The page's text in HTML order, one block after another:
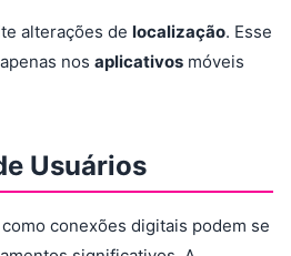
alterações de localização. Esse
nos aplicativos móveis
Usuários
conexões digitais podem se